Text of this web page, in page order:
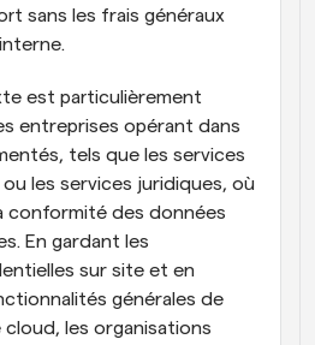
sans les frais généraux
est particulièrement
entreprises opérant dans
tels que les services
les services juridiques, où
conformité des données
En gardant les
sur site et en
générales de
les organisations